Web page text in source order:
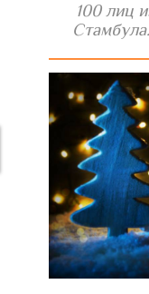
100 лиц